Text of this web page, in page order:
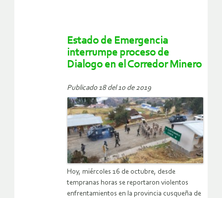
Estado de Emergencia
interrumpe proceso de
Dialogo en el Corredor Minero
Publicado 18 del 10 de 2019
Hoy, miércoles 16 de octubre, desde
tempranas horas se reportaron violentos
enfrentamientos en la provincia cusqueña de